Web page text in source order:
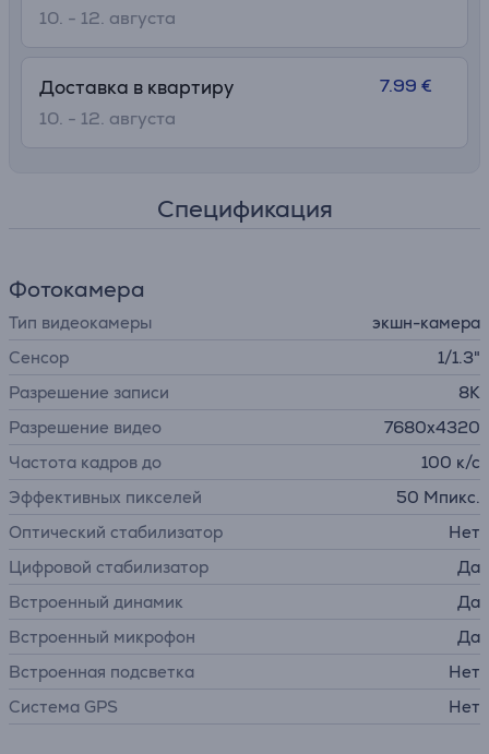
10. - 12. августа
Доставка в квартиру
10. - 12. августа
7.99 €
Спецификация
Фотокамера
Тип видеокамеры
экшн-камера
Сенсор
1/1.3"
Разрешение записи
8K
Разрешение видео
7680x4320
Частота кадров до
100 к/с
Эффективных пикселей
50 Мпикс.
Оптический стабилизатор
Нет
Цифровой стабилизатор
Да
Встроенный динамик
Да
Встроенный микрофон
Да
Встроенная подсветка
Нет
Система GPS
Нет